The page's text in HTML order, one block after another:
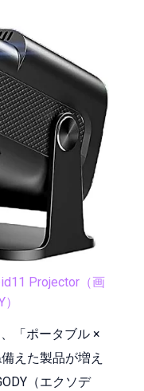
Projector（画
「ポータブル ×
えた製品が増え
（エクソデ